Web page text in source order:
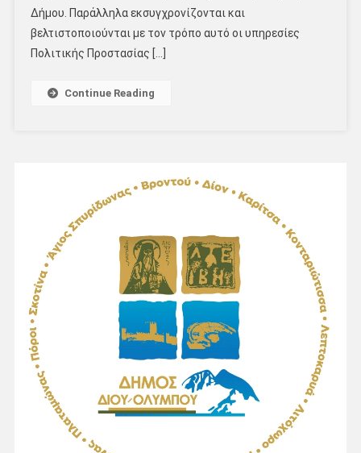
Δήμου. Παράλληλα εκσυγχρονίζονται και
βελτιστοποιούνται με τον τρόπο αυτό οι υπηρεσίες
Πολιτικής Προστασίας […]
Continue Reading